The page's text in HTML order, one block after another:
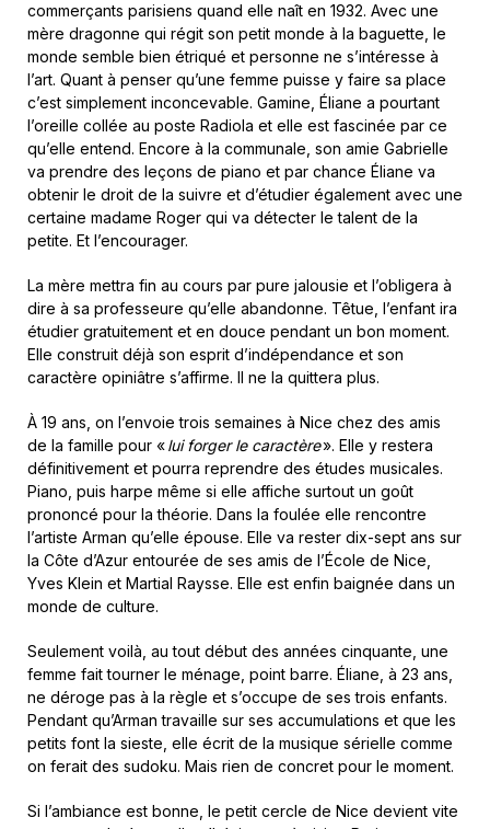
commerçants parisiens quand elle naît en 1932. Avec une
mère dragonne qui régit son petit monde à la baguette, le
monde semble bien étriqué et personne ne s’intéresse à
l’art. Quant à penser qu’une femme puisse y faire sa place
c’est simplement inconcevable. Gamine, Éliane a pourtant
l’oreille collée au poste Radiola et elle est fascinée par ce
qu’elle entend. Encore à la communale, son amie Gabrielle
va prendre des leçons de piano et par chance Éliane va
obtenir le droit de la suivre et d’étudier également avec une
certaine madame Roger qui va détecter le talent de la
petite. Et l’encourager.
La mère mettra fin au cours par pure jalousie et l’obligera à
dire à sa professeure qu’elle abandonne. Têtue, l’enfant ira
étudier gratuitement et en douce pendant un bon moment.
Elle construit déjà son esprit d’indépendance et son
caractère opiniâtre s’affirme. Il ne la quittera plus.
À 19 ans, on l’envoie trois semaines à Nice chez des amis
de la famille pour «lui forger le caractère». Elle y restera
définitivement et pourra reprendre des études musicales.
Piano, puis harpe même si elle affiche surtout un goût
prononcé pour la théorie. Dans la foulée elle rencontre
l’artiste Arman qu’elle épouse. Elle va rester dix-sept ans sur
la Côte d’Azur entourée de ses amis de l’École de Nice,
Yves Klein et Martial Raysse. Elle est enfin baignée dans un
monde de culture.
Seulement voilà, au tout début des années cinquante, une
femme fait tourner le ménage, point barre. Éliane, à 23 ans,
ne déroge pas à la règle et s’occupe de ses trois enfants.
Pendant qu’Arman travaille sur ses accumulations et que les
petits font la sieste, elle écrit de la musique sérielle comme
on ferait des sudoku. Mais rien de concret pour le moment.
Si l’ambiance est bonne, le petit cercle de Nice devient vite